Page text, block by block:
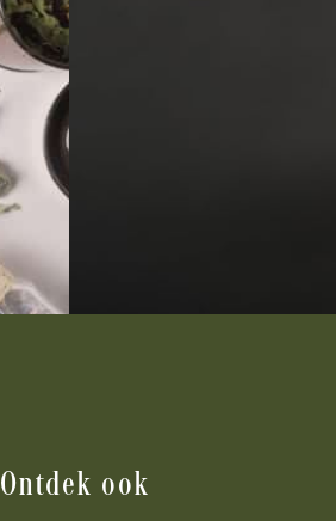
Ontdek ook